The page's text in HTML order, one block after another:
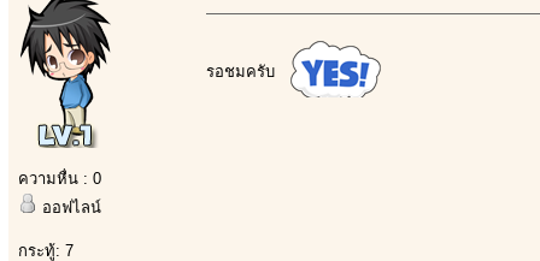
ความหื่น : 0
ออฟไลน์
กระทู้: 7
รอชมครับ